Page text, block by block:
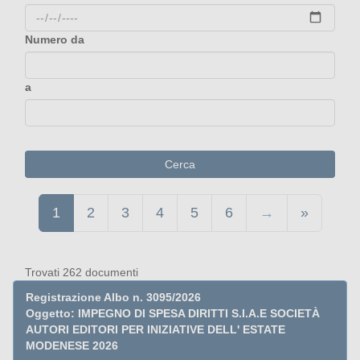
Numero da
a
1 2 3 4 5 6 → »
Trovati 262 documenti
Registrazione Albo n. 3095/2026
Oggetto: IMPEGNO DI SPESA DIRITTI S.I.A.E SOCIETÀ
AUTORI EDITORI PER INIZIATIVE DELL' ESTATE
MODENESE 2026